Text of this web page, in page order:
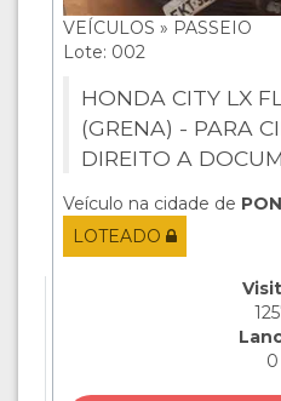
VEÍCULOS » PASSEIO
Lote: 002
HONDA CITY LX
(GRENA) - PARA
DIREITO A
Veículo na cidade de
LOTEADO
0